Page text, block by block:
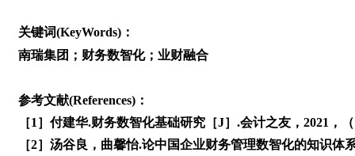
关键词(KeyWords)：
南瑞集团；财务数智化；业财融合
参考文献(References)：
［1］付建华.财务数智化基础研究［J］.会计之友，2021，
［2］汤谷良，曲馨怡.论中国企业财务管理数智化的知识体